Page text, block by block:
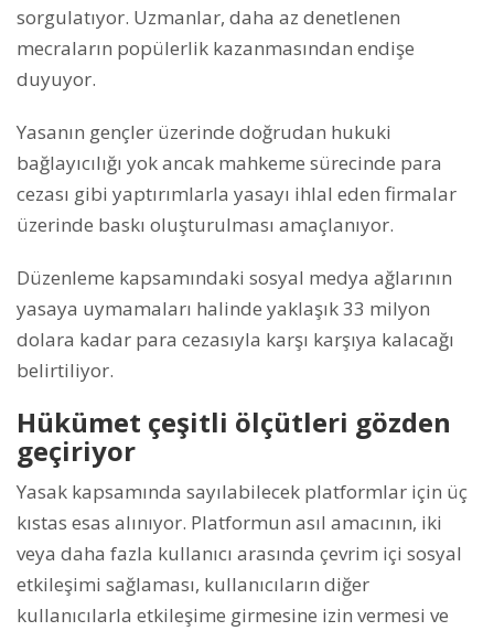
sorgulatıyor. Uzmanlar, daha az denetlenen
mecraların popülerlik kazanmasından endişe
duyuyor.
Yasanın gençler üzerinde doğrudan hukuki
bağlayıcılığı yok ancak mahkeme sürecinde para
cezası gibi yaptırımlarla yasayı ihlal eden firmalar
üzerinde baskı oluşturulması amaçlanıyor.
Düzenleme kapsamındaki sosyal medya ağlarının
yasaya uymamaları halinde yaklaşık 33 milyon
dolara kadar para cezasıyla karşı karşıya kalacağı
belirtiliyor.
Hükümet çeşitli ölçütleri gözden
geçiriyor
Yasak kapsamında sayılabilecek platformlar için üç
kıstas esas alınıyor. Platformun asıl amacının, iki
veya daha fazla kullanıcı arasında çevrim içi sosyal
etkileşimi sağlaması, kullanıcıların diğer
kullanıcılarla etkileşime girmesine izin vermesi ve